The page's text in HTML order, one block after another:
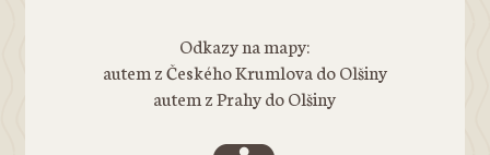
Odkazy na mapy:
autem z Českého Krumlova do Olšiny
autem z Prahy do Olšiny